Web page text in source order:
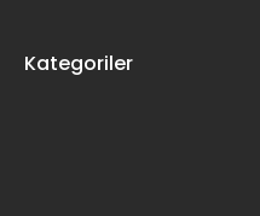
Kategoriler